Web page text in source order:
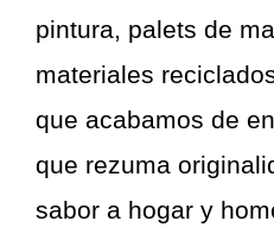
pintura, palets de
materiales
que acabamos de
que rezuma
sabor a hogar y